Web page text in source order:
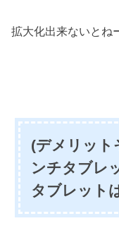
拡大化出来ないとね
(デメリット
ンチタブレ
タブレット